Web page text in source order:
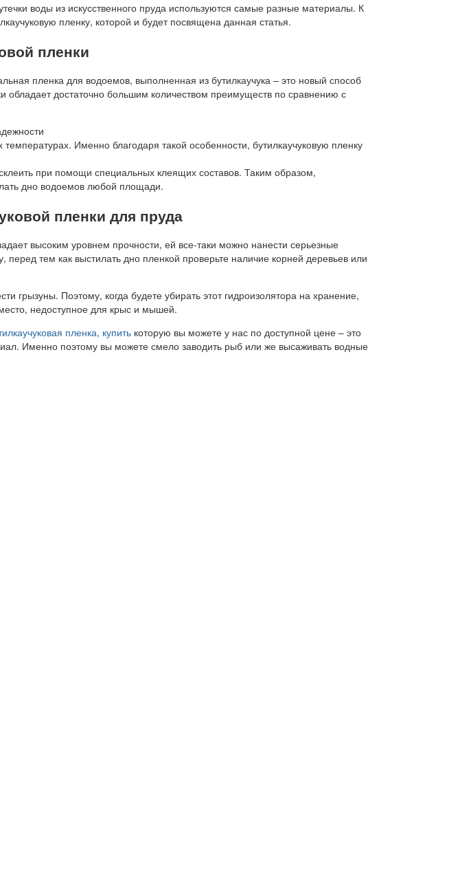
воды из искусственного пруда используются самые разные материалы. К
пленку, которой и будет посвящена данная статья.
пленки
пленка для водоемов, выполненная из бутилкаучука – это новый способ
обладает достаточно большим количеством преимуществ по сравнению с
Именно благодаря такой особенности, бутилкаучуковую пленку
при помощи специальных клеящих составов. Таким образом,
дно водоемов любой площади.
пленки для пруда
высоким уровнем прочности, ей все-таки можно нанести серьезные
тем как выстилать дно пленкой проверьте наличие корней деревьев или
грызуны. Поэтому, когда будете убирать этот гидроизолятора на хранение,
недоступное для крыс и мышей.
пленка, купитькоторую вы можете у нас по доступной цене – это
Именно поэтому вы можете смело заводить рыб или же высаживать водные